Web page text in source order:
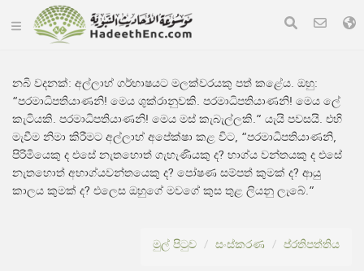
නබි වදනක්:අල්ලාහ් ගර්භාෂයට මලක්වරයකු පත් කළේය. ඔහු:
“පරමාධිපතියාණනි! මෙය ශුක්රානුවකි. පරමාධිපතියාණනි! මෙය ලේ
කැටියකි. පරමාධිපතියාණනි! මෙය මස් කැබැල්ලකි.” යැයි පවසයි. එහි
මැවීම නිමා කිරීමට අල්ලාහ් අපේක්ෂා කළ විට, “පරමාධිපතියාණනි,
පිරිමියෙකු ද එසේ නැතහොත් ගැහැණියකු ද? භාග්ය වන්තයකු ද එසේ
නැතහොත් අභාග්යවන්තයෙකු ද? පෝෂණ සම්පත් කුමක් ද? ආයු
කාලය කුමක් ද? එලෙස ඔහුගේ මවගේ කුස තුළ ලියනු ලැබේ.”
මුල් පිටුව සංස්කරණ ප්රතිපත්තිය